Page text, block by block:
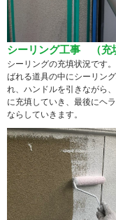
シーリング工事 （充
シーリングの充填状況です
ばれる道具の中にシーリン
れ、ハンドルを引きながら
に充填していき、最後にヘ
ならしていきます。